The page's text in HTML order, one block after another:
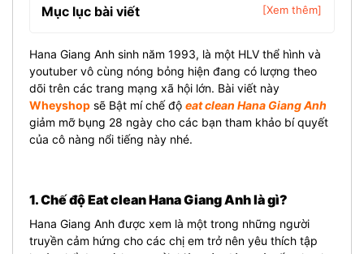
Mục lục bài viết [Xem thêm]
Hana Giang Anh sinh năm 1993, là một HLV thể hình và
youtuber vô cùng nóng bỏng hiện đang có lượng theo
dõi trên các trang mạng xã hội lớn. Bài viết này
Wheyshop sẽ Bật mí chế độ eat clean Hana Giang Anh
giảm mỡ bụng 28 ngày cho các bạn tham khảo bí quyết
của cô nàng nổi tiếng này nhé.
1. Chế độ Eat clean Hana Giang Anh là gì?
Hana Giang Anh được xem là một trong những người
truyền cảm hứng cho các chị em trở nên yêu thích tập